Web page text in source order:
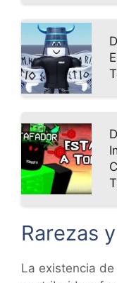
Rarezas
La existencia